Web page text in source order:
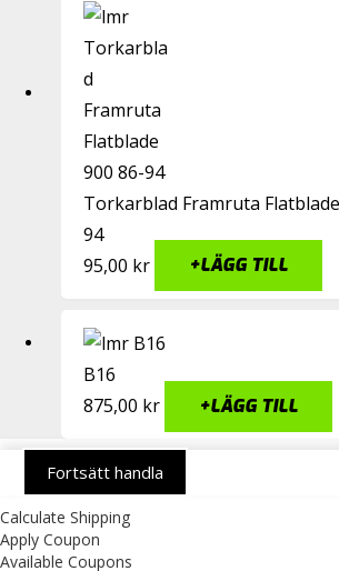
Torkarblad Framruta
94
95,00 kr +LÄGG TILL
B16
875,00 kr +LÄGG TILL
Fortsätt handla
Calculate Shipping
Apply Coupon
Available Coupons